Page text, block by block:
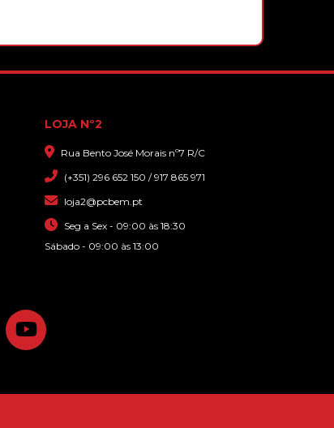
LOJA Nº2
Rua Bento José Morais nº7 R/C
(+351) 296 652 150 / 917 865 971
loja2@pcbem.pt
Seg a Sex - 09:00 às 18:30
Sábado - 09:00 às 13:00